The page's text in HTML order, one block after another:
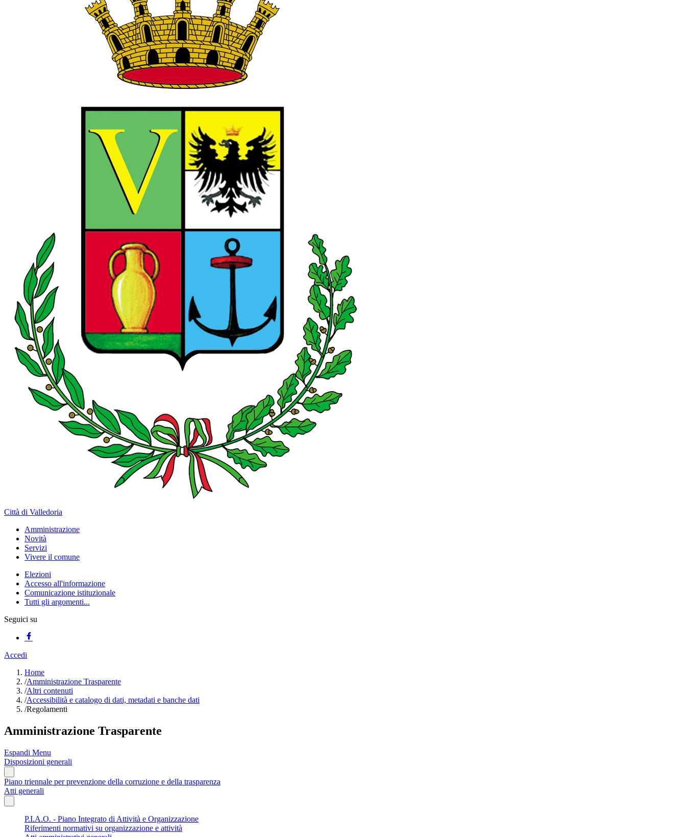
Città di Valledoria
Amministrazione
Novità
Servizi
Vivere il comune
Elezioni
Accesso all'informazione
Comunicazione istituzionale
Tutti gli argomenti...
Seguici su
Accedi
Home
/Amministrazione Trasparente
/Altri contenuti
/Accessibilità e catalogo di dati, metadati e banche dati
/Regolamenti
Amministrazione Trasparente
Espandi Menu
Disposizioni generali
Piano triennale per prevenzione della corruzione e della trasparenza
Atti generali
P.I.A.O. - Piano Integrato di Attività e Organizzazione
Riferimenti normativi su organizzazione e attività